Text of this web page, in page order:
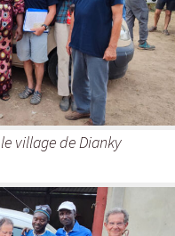
village de Dianky